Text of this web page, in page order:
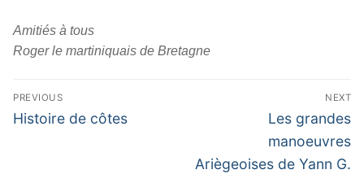
Amitiés à tous
Roger le martiniquais de Bretagne
Navigation
de
PREVIOUS
Previous
Histoire de côtes
NEXT
Next
post:
Les grandes
manoeuvres
Ariègeoises de Yann G.